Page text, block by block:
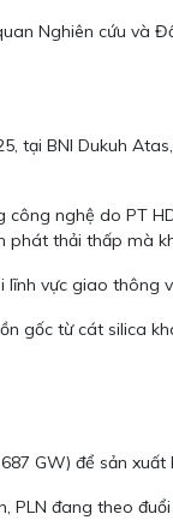
Nghiên cứu và
BNI Dukuh
nghệ do PT
thải thấp mà
vực giao thông
gốc từ cát silica
GW) để sản
PLN đang theo